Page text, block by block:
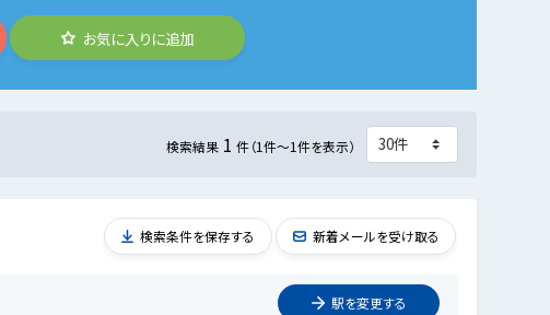
お気に入りに追加
検索結果 1 件（1件～1件を表示）
駅を変更する
検索条件を保存する 新着メールを受け取る